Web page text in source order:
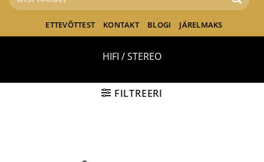
ETTEVÕTTEST KONTAKT BLOGI JÄRELMAKS
HIFI / STEREO
FILTREERI